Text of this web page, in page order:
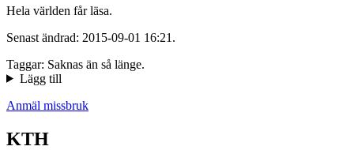
Hela världen får läsa.
Senast ändrad: 2015-09-01 16:21.
Taggar: Saknas än så länge.
Lägg till
Anmäl missbruk
KTH